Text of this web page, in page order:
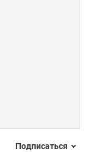
Подписаться